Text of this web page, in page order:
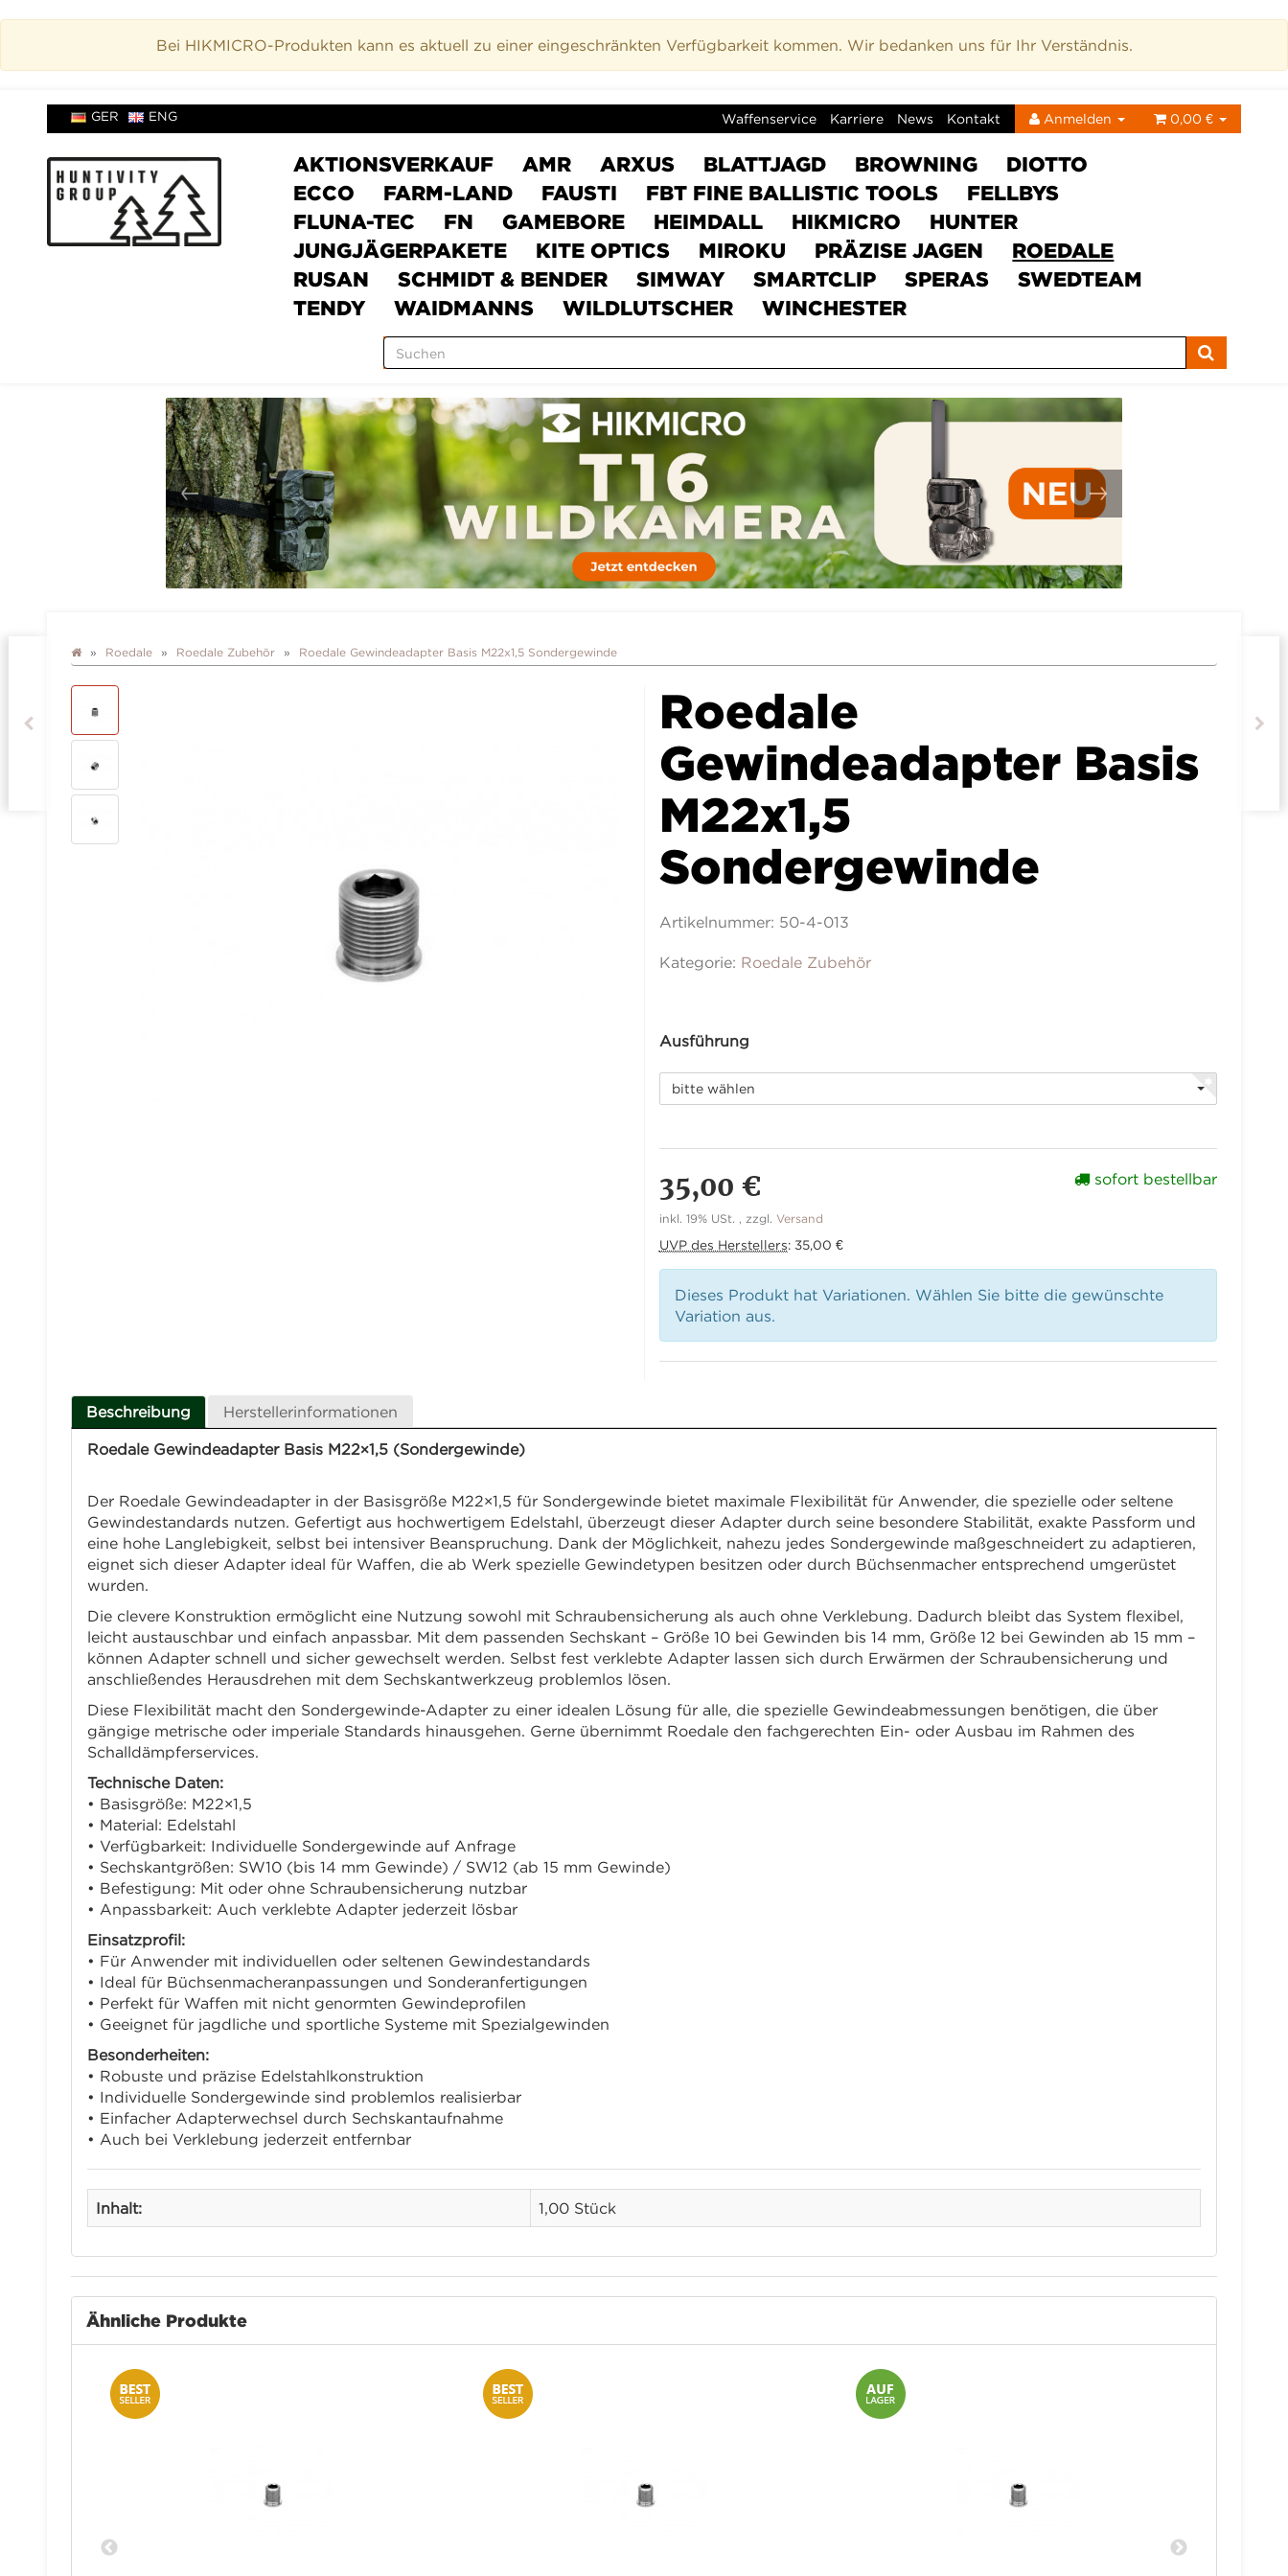
Bei HIKMICRO-Produkten kann es aktuell zu einer eingeschränkten Verfügbarkeit kommen. Wir bedanken uns für Ihr Verständnis.
GER ENG Waffenservice Karriere News Kontakt Anmelden 0,00 €
AKTIONSVERKAUF AMR ARXUS BLATTJAGD BROWNING
DIOTTO
ECCO
FARM-LAND FAUSTI FBT FINE BALLISTIC TOOLS
FELLBYS
FLUNA-TEC
FN GAMEBORE HEIMDALL HIKMICRO
HUNTER
JUNGJÄGERPAKETE
KITE OPTICS MIROKU PRÄZISE JAGEN
ROEDALE
RUSAN
SCHMIDT & BENDER SIMWAY SMARTCLIP SPERAS
SWEDTEAM
TENDY
WAIDMANNS WILDLUTSCHER WINCHESTER
Roedale Roedale Zubehör Roedale Gewindeadapter Basis M22x1,5 Sondergewinde
Roedale
Gewindeadapter Basis
M22x1,5
Sondergewinde
Artikelnummer: 50-4-013
Kategorie: Roedale Zubehör
Ausführung
bitte wählen
35,00 €
inkl. 19% USt. , zzgl. Versand
UVP des Herstellers: 35,00 €
sofort bestellbar
Dieses Produkt hat Variationen. Wählen Sie bitte die gewünschte
Variation aus.
Beschreibung Herstellerinformationen
Roedale Gewindeadapter Basis M22×1,5 (Sondergewinde)
Der Roedale Gewindeadapter in der Basisgröße M22×1,5 für Sondergewinde bietet maximale Flexibilität für Anwender, die spezielle oder seltene
Gewindestandards nutzen. Gefertigt aus hochwertigem Edelstahl, überzeugt dieser Adapter durch seine besondere Stabilität, exakte Passform und
eine hohe Langlebigkeit, selbst bei intensiver Beanspruchung. Dank der Möglichkeit, nahezu jedes Sondergewinde maßgeschneidert zu adaptieren,
eignet sich dieser Adapter ideal für Waffen, die ab Werk spezielle Gewindetypen besitzen oder durch Büchsenmacher entsprechend umgerüstet
wurden.
Die clevere Konstruktion ermöglicht eine Nutzung sowohl mit Schraubensicherung als auch ohne Verklebung. Dadurch bleibt das System flexibel,
leicht austauschbar und einfach anpassbar. Mit dem passenden Sechskant – Größe 10 bei Gewinden bis 14 mm, Größe 12 bei Gewinden ab 15 mm –
können Adapter schnell und sicher gewechselt werden. Selbst fest verklebte Adapter lassen sich durch Erwärmen der Schraubensicherung und
anschließendes Herausdrehen mit dem Sechskantwerkzeug problemlos lösen.
Diese Flexibilität macht den Sondergewinde-Adapter zu einer idealen Lösung für alle, die spezielle Gewindeabmessungen benötigen, die über
gängige metrische oder imperiale Standards hinausgehen. Gerne übernimmt Roedale den fachgerechten Ein- oder Ausbau im Rahmen des
Schalldämpferservices.
Technische Daten:
• Basisgröße: M22×1,5
• Material: Edelstahl
• Verfügbarkeit: Individuelle Sondergewinde auf Anfrage
• Sechskantgrößen: SW10 (bis 14 mm Gewinde) / SW12 (ab 15 mm Gewinde)
• Befestigung: Mit oder ohne Schraubensicherung nutzbar
• Anpassbarkeit: Auch verklebte Adapter jederzeit lösbar
Einsatzprofil:
• Für Anwender mit individuellen oder seltenen Gewindestandards
• Ideal für Büchsenmacheranpassungen und Sonderanfertigungen
• Perfekt für Waffen mit nicht genormten Gewindeprofilen
• Geeignet für jagdliche und sportliche Systeme mit Spezialgewinden
Besonderheiten:
• Robuste und präzise Edelstahlkonstruktion
• Individuelle Sondergewinde sind problemlos realisierbar
• Einfacher Adapterwechsel durch Sechskantaufnahme
• Auch bei Verklebung jederzeit entfernbar
Inhalt: 1,00 Stück
Ähnliche Produkte